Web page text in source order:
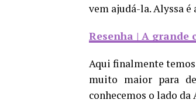
vem ajudá-la. Alyssa é
Resenha | A grande
Aqui finalmente temos
muito maior para
conhecemos o lado da